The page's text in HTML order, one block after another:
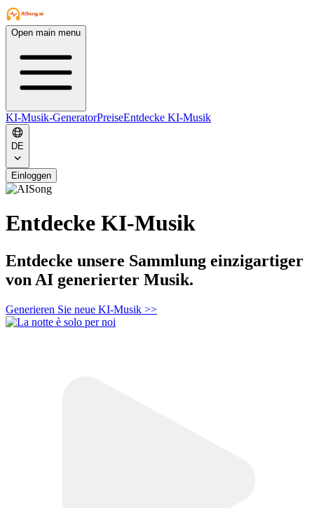
Open main menu
KI-Musik-GeneratorPreiseEntdecke KI-Musik
DE
Einloggen
Entdecke KI-Musik
Entdecke unsere Sammlung einzigartiger
von AI generierter Musik.
Generieren Sie neue KI-Musik >>